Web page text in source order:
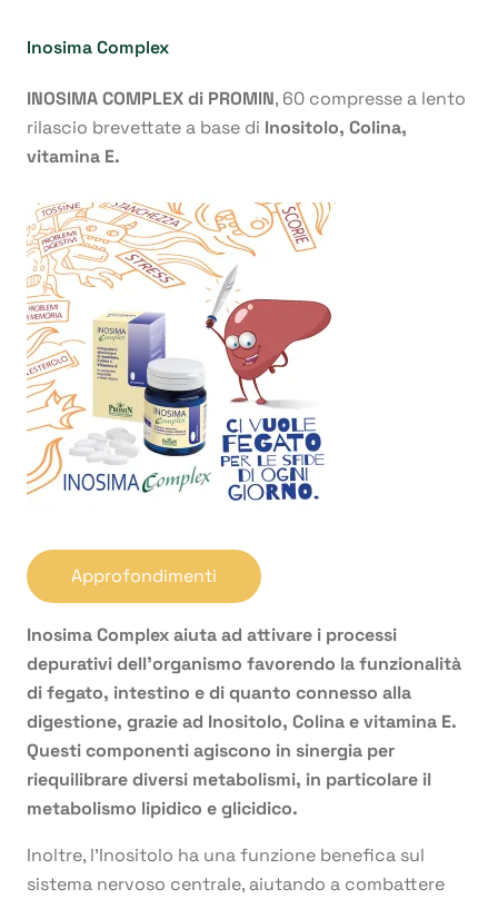
Inosima Complex
INOSIMA COMPLEX di PROMIN, 60 compresse a lento
rilascio brevettate a base di Inositolo, Colina,
vitamina E.
Approfondimenti
Inosima Complex aiuta ad attivare i processi
depurativi dell’organismo favorendo la funzionalità
di fegato, intestino e di quanto connesso alla
digestione, grazie ad Inositolo, Colina e vitamina E.
Questi componenti agiscono in sinergia per
riequilibrare diversi metabolismi, in particolare il
metabolismo lipidico e glicidico.
Inoltre, l’Inositolo ha una funzione benefica sul
sistema nervoso centrale, aiutando a combattere